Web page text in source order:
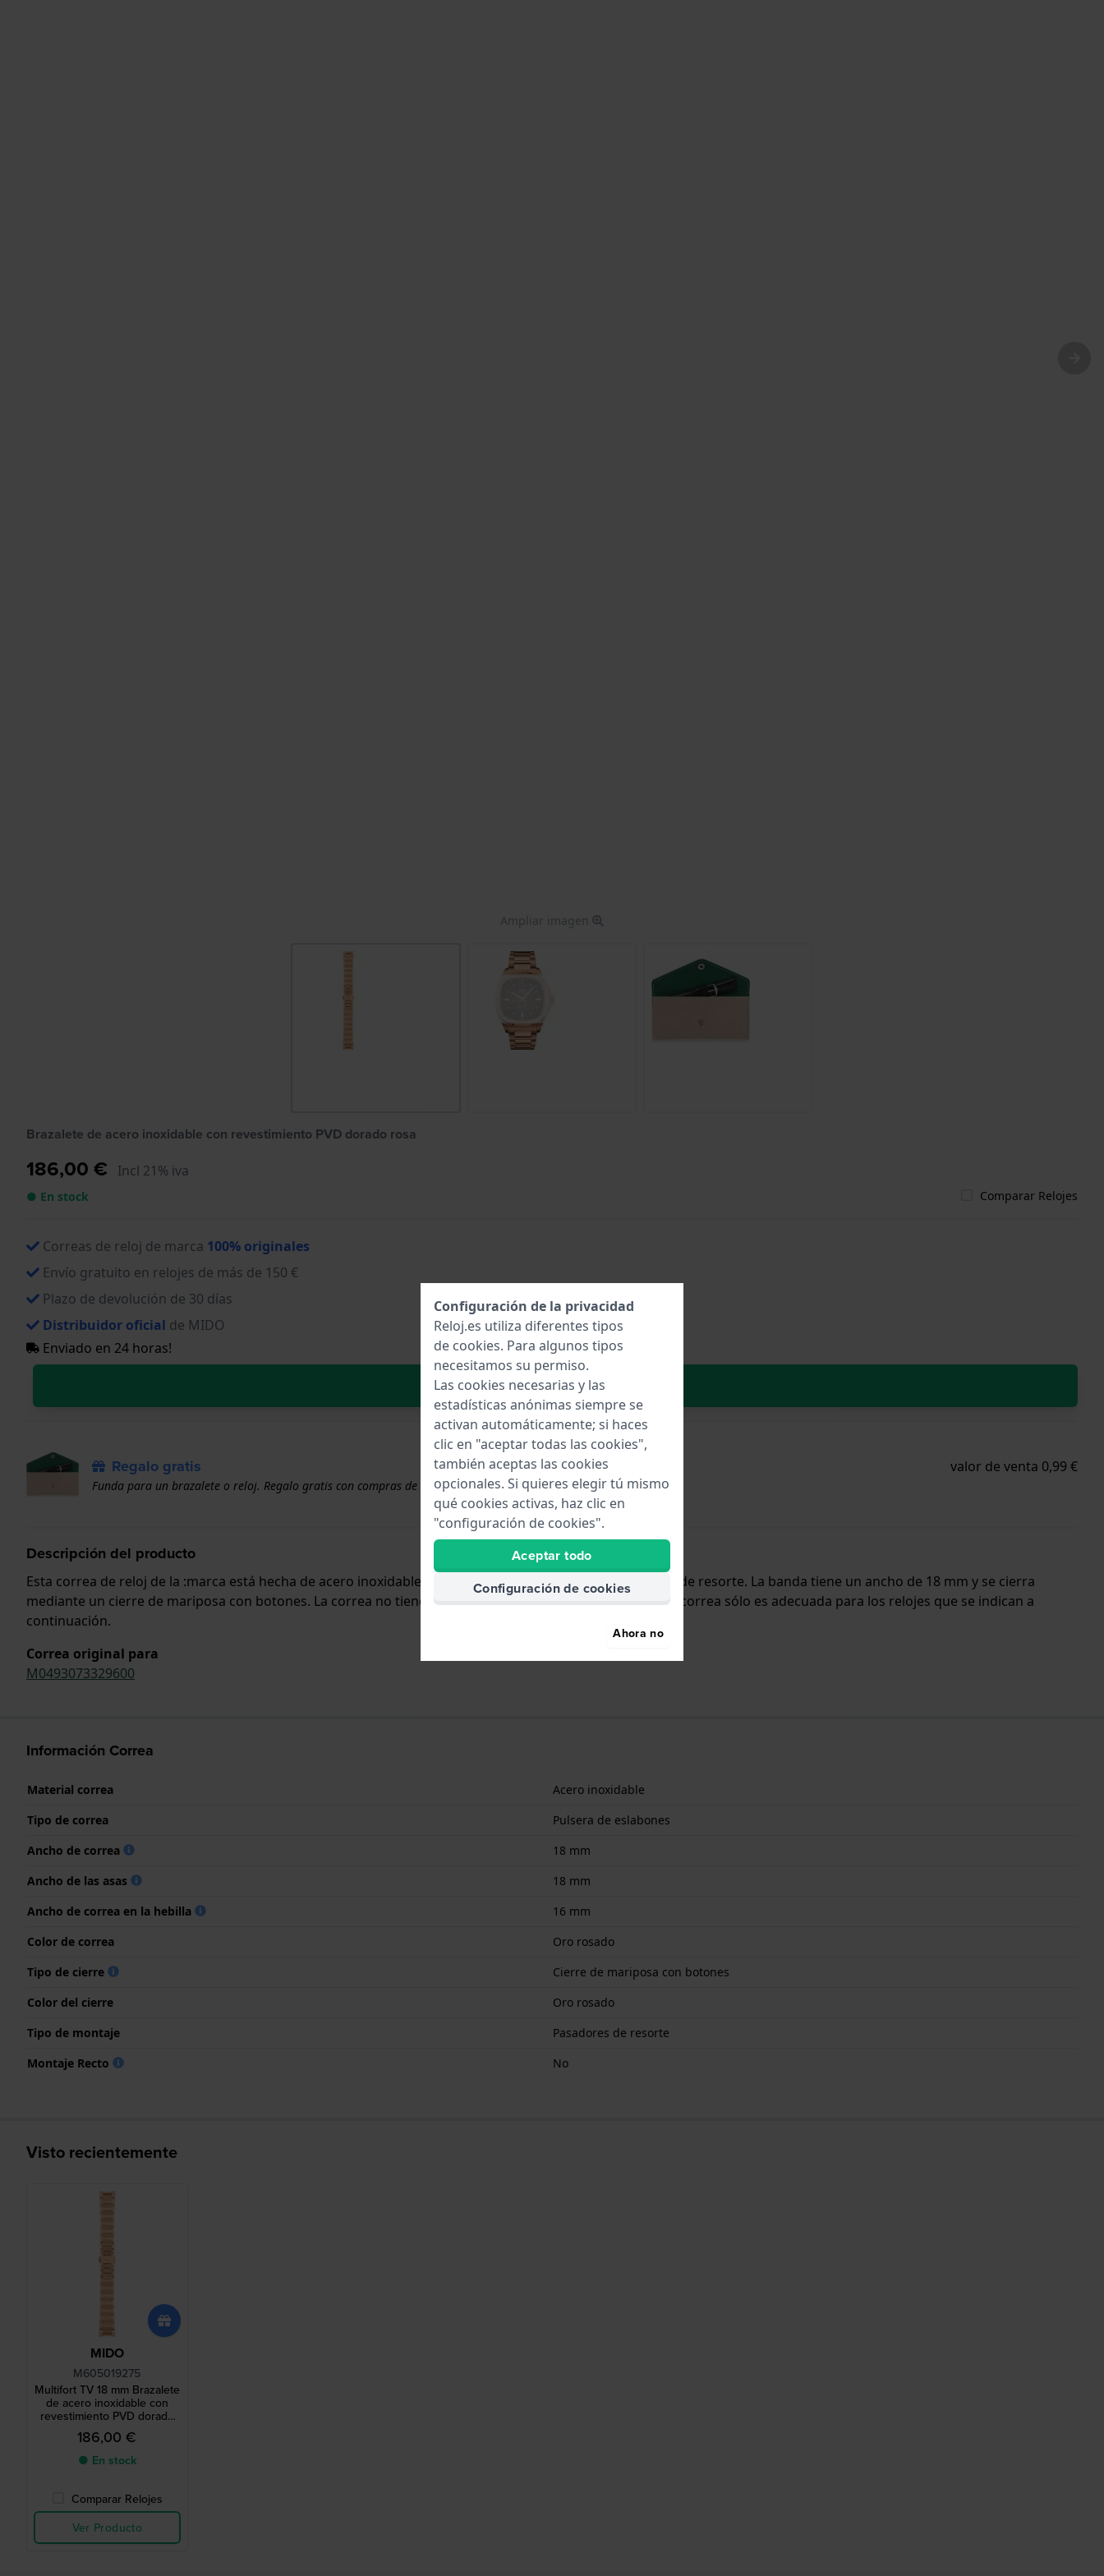
Ampliar imagen
Brazalete de acero inoxidable con revestimiento PVD dorado rosa
186,00 € Incl 21% iva
● En stock Comparar Relojes
Correas de reloj de marca 100% originales
Envío gratuito en relojes de más de 150 €
Plazo de devolución de 30 días
Distribuidor oficial de MIDO
Enviado en 24 horas!
Añadir al carrito
Regalo gratis valor de venta 0,99 €
Funda para un brazalete o reloj. Regalo gratis con compras de correas superiores a 50 €
Descripción del producto
Esta correa de reloj de la :marca está hecha de acero inoxidable y se adjunta al reloj mediante pasadores de resorte. La banda tiene un ancho de 18 mm y se cierra
mediante un cierre de mariposa con botones. La correa no tiene montura recta, lo que significa que esta correa sólo es adecuada para los relojes que se indican a
continuación.
Correa original para
M0493073329600
Información Correa
Material correa
Acero inoxidable
Tipo de correa
Pulsera de eslabones
Ancho de correa
18 mm
Ancho de las asas
18 mm
Ancho de correa en la hebilla
16 mm
Color de correa
Oro rosado
Tipo de cierre
Cierre de mariposa con botones
Color del cierre
Oro rosado
Tipo de montaje
Pasadores de resorte
Montaje Recto
No
Visto recientemente
MIDO
M605019275
Multifort TV 18 mm Brazalete
de acero inoxidable con
revestimiento PVD dorado
rosa
186,00 €
● En stock
Comparar Relojes
Ver Producto
Configuración de la privacidad
Reloj.es utiliza diferentes tipos
de cookies. Para algunos tipos
necesitamos su permiso.
Las cookies necesarias y las
estadísticas anónimas siempre se
activan automáticamente; si haces
clic en "aceptar todas las cookies",
también aceptas las cookies
opcionales. Si quieres elegir tú mismo
qué cookies activas, haz clic en
"configuración de cookies".
Aceptar todo
Configuración de cookies
Ahora no